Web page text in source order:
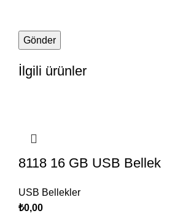
İlgili ürünler
8118 16 GB USB Bellek
USB Bellekler
₺0,00